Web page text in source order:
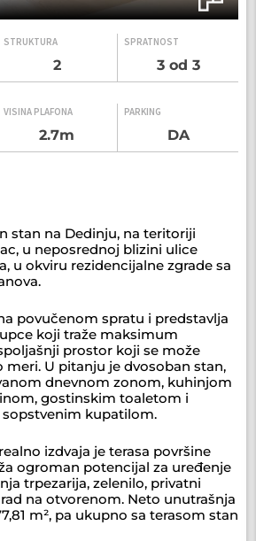
STRUKTURA
2
SPRATNOST
3 od 3
VISINA PLAFONA
2.7m
PARKING
DA
stan na Dedinju, na teritoriji
u neposrednoj blizini ulice
u okviru rezidencijalne zgrade sa
povučenom spratu i predstavlja
koji traže maksimum
prostor koji se može
U pitanju je dvosoban stan,
dnevnom zonom, kuhinjom
gostinskim toaletom i
kupatilom.
izdvaja je terasa površine
ogroman potencijal za uređenje
trpezarija, zelenilo, privatni
na otvorenom. Neto unutrašnja
m², pa ukupno sa terasom stan